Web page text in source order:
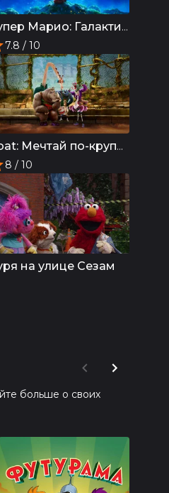
Супер Марио: Галактическое кино
7.8 / 10
Goat: Мечтай по-крупному
8 / 10
на улице Сезам
больше о своих